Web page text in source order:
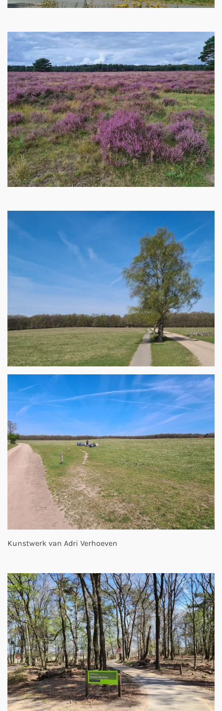
Kunstwerk van Adri Verhoeven